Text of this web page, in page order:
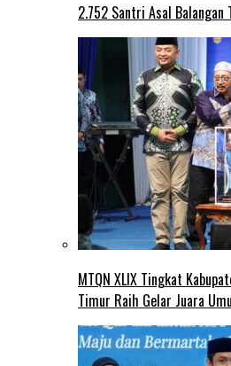
2.752 Santri Asal Balangan
MTQN XLIX Tingkat
Timur Raih Gelar Juara